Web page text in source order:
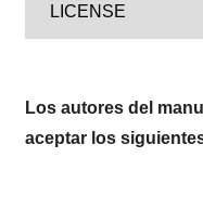
LICENSE
Los autores del
aceptar los